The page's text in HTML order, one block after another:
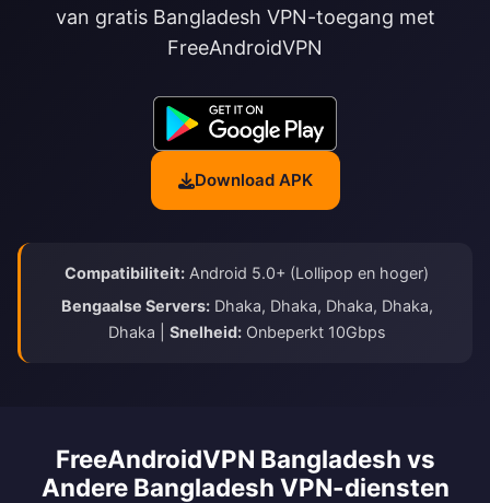
van gratis Bangladesh VPN-toegang met
FreeAndroidVPN
Download APK
Compatibiliteit: Android 5.0+ (Lollipop en hoger)
Bengaalse Servers:Dhaka, Dhaka, Dhaka, Dhaka,
Dhaka | Snelheid:Onbeperkt 10Gbps
FreeAndroidVPN Bangladesh vs
Andere Bangladesh VPN-diensten